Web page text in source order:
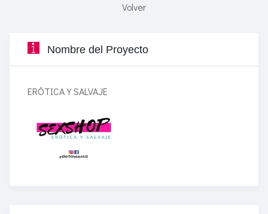
Volver
Nombre del Proyecto
ERÓTICA Y SALVAJE